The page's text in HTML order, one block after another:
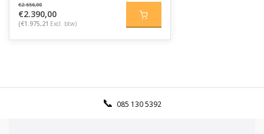
€2.656,00
€2.390,00
(€1.975,21 Excl. btw)
085 130 5392